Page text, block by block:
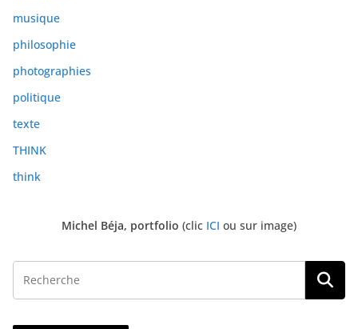
musique
philosophie
photographies
politique
texte
THINK
think
Michel Béja, portfolio (clic ICI ou sur image)